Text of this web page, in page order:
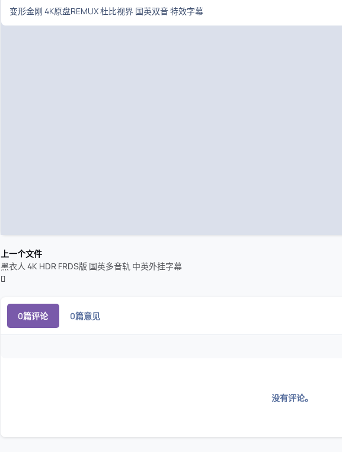
变形金刚 4K原盘REMUX 杜比视界 国英双音 特效字幕
上一个文件
黑衣人 4K HDR FRDS版 国英多音轨 中英外挂字幕
0篇评论 0篇意见
没有评论。